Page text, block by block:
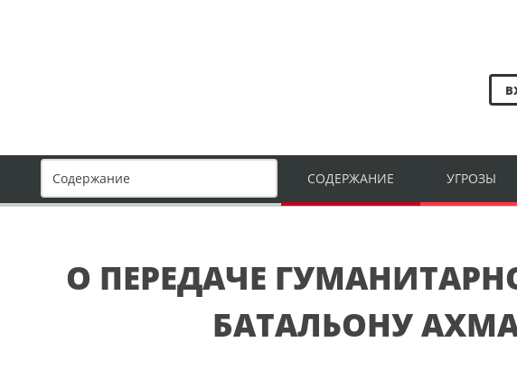
СОДЕРЖАНИЕ УГРОЗЫ
О ПЕРЕДАЧЕ
БАТАЛЬОНУ